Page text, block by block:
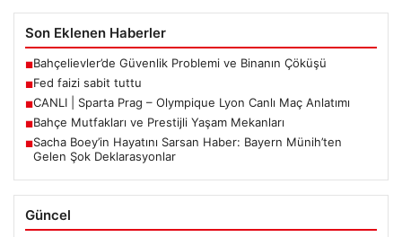
Son Eklenen Haberler
■Bahçelievler’de Güvenlik Problemi ve Binanın Çöküşü
■Fed faizi sabit tuttu
■CANLI | Sparta Prag – Olympique Lyon Canlı Maç Anlatımı
■Bahçe Mutfakları ve Prestijli Yaşam Mekanları
■Sacha Boey’in Hayatını Sarsan Haber: Bayern Münih’ten
Gelen Şok Deklarasyonlar
Güncel